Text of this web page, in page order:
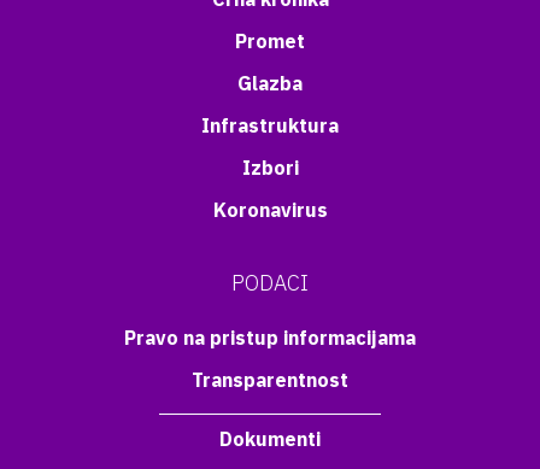
Promet
Glazba
Infrastruktura
Izbori
Koronavirus
PODACI
Pravo na pristup informacijama
Transparentnost
Dokumenti